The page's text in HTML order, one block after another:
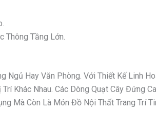
Thông Tầng Lớn.
Hay Văn Phòng. Với Thiết Kế Linh
Khác Nhau. Các Dòng Quạt Cây Đứng
Mà Còn Là Món Đồ Nội Thất Trang Trí